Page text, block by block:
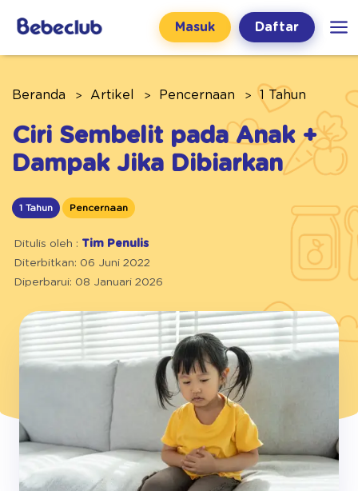
Masuk Daftar
Beranda Artikel Pencernaan 1 Tahun
Ciri Sembelit pada Anak +
Dampak Jika Dibiarkan
1 Tahun Pencernaan
Ditulis oleh : Tim Penulis
Diterbitkan: 06 Juni 2022
Diperbarui: 08 Januari 2026